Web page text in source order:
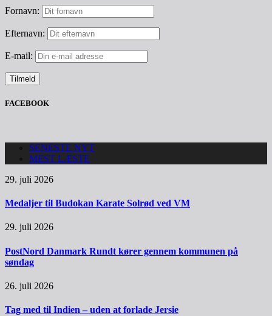
Fornavn:
Efternavn:
E-mail:
FACEBOOK
SENESTE NYT
MEST LÆSTE
29. juli 2026
Medaljer til Budokan Karate Solrød ved VM
29. juli 2026
PostNord Danmark Rundt kører gennem kommunen på
søndag
26. juli 2026
Tag med til Indien – uden at forlade Jersie